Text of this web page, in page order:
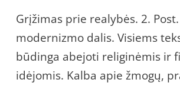
Grįžimas prie realybės. 2.
modernizmo dalis. Visiems
būdinga abejoti religinėmis ir
idėjomis. Kalba apie žmogų,